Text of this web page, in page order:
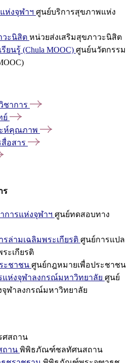
ห่งจุฬาฯ ศูนย์บริการสุขภาพแห่ง
วะนิสิต หน่วยส่งเสริมสุขภาวะนิสิต
ยนรู้ (Chula MOOC) ศูนย์นวัตกรรม
ชาการ
ย์
ะห์คุณภาพ
อสาร
ร
การแห่งจุฬาฯ ศูนย์ทดสอบทาง
ล่ามเฉลิมพระเกียรติ ศูนย์การแปล
ะเกียรติ
ะชาชน ศูนย์กฎหมายเพื่อประชาชน
แห่งจุฬาลงกรณ์มหาวิทยาลัย ศูนย์
จุฬาลงกรณ์มหาวิทยาลัย
ศสถาน
าน พิพิธภัณฑ์ชลทัศนสถาน